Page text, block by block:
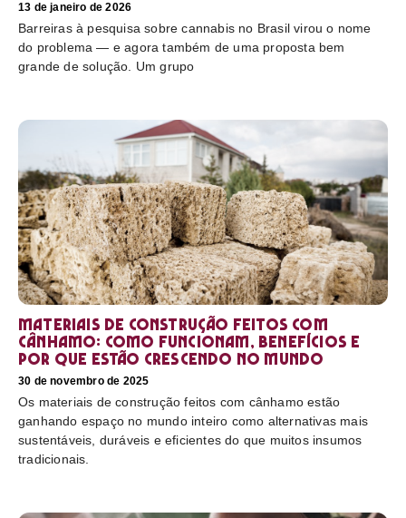
13 de janeiro de 2026
Barreiras à pesquisa sobre cannabis no Brasil virou o nome
do problema — e agora também de uma proposta bem
grande de solução. Um grupo
Materiais de construção feitos com
cânhamo: como funcionam, benefícios e
por que estão crescendo no mundo
30 de novembro de 2025
Os materiais de construção feitos com cânhamo estão
ganhando espaço no mundo inteiro como alternativas mais
sustentáveis, duráveis e eficientes do que muitos insumos
tradicionais.